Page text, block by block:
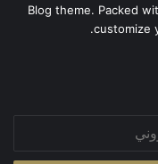
Blog theme. Packed
customize